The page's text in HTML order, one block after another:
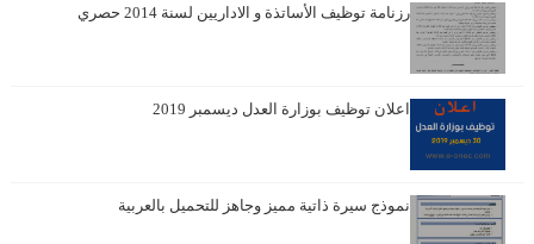
رزنامة توظيف الأساتذة و الاداريين لسنة 2014 حصري
اعلان توظيف بوزارة العدل ديسمبر 2019
نموذج سيرة ذاتية مميز وجاهز للتحميل بالعربية